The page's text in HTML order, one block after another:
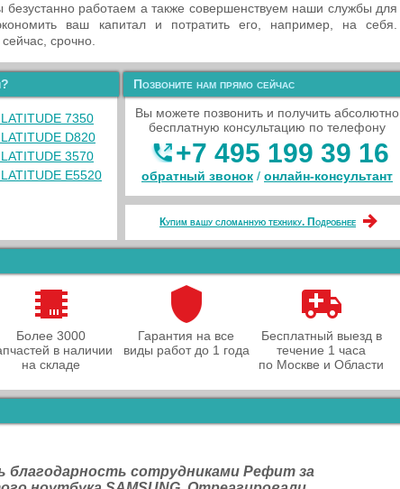
работаем а также совершенствуем наши службы для
ваш капитал и потратить его, например, на себя.
срочно.
7350
D820
3570
E5520
Позвоните нам прямо сейчас
Вы можете позвонить и получить абсолютно
бесплатную консультацию по телефону
+7 495 199 39 16
обратный звонок / онлайн‑консультант
Купим вашу сломанную технику. Подробнее
Более 3000
в наличии
на складе
Гарантия на все
виды работ до 1 года
Бесплатный выезд в
течение 1 часа
по Москве и Области
благодарность сотрудниками Рефит за